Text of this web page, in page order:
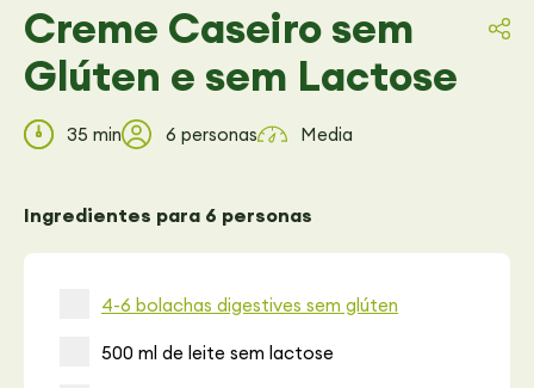
Creme Caseiro sem
Glúten e sem Lactose
35 min 6 personas Media
Ingredientes para 6 personas
4-6 bolachas digestives sem glúten
500 ml de leite sem lactose